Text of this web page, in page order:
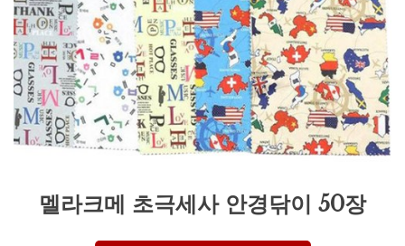
멜라크메 초극세사 안경닦이 50장